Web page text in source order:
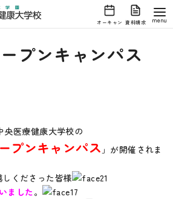
オーキャン 資料請求
プンキャンパス
医療健康大学校の
プンキャンパス 」が開催されま
しくださった皆様
ました。